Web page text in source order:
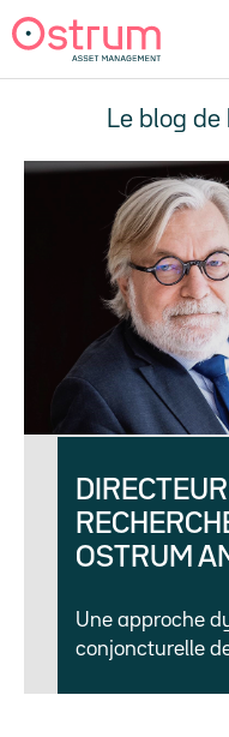
Le blog de
OSTRUM
Une approche
conjoncturelle